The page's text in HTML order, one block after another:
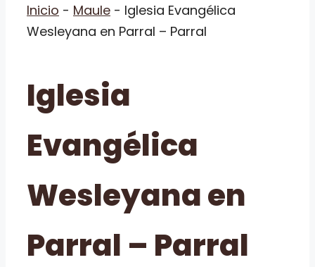
Inicio - Maule - Iglesia Evangélica
Wesleyana en Parral – Parral
Iglesia
Evangélica
Wesleyana en
Parral – Parral